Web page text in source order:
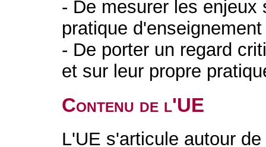
- De mesurer les
pratique
- De porter un regard
et sur leur propre
Contenu de l'UE
L'UE s'articule autour